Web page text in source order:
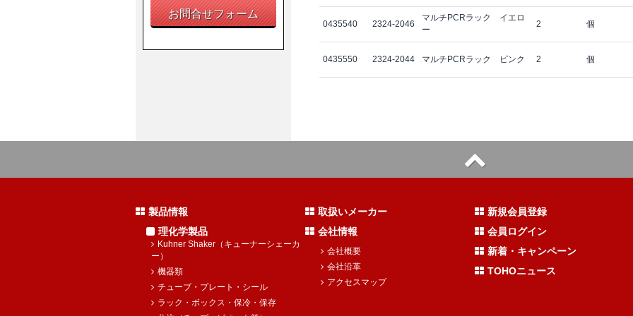
お問合せフォーム
0435540 2324-2046
マルチPCRラック イエロ
ー
2 個
0435550 2324-2044 マルチPCRラック ピンク 2 個
製品情報
理化学製品
Kuhner Shaker（キューナーシェーカ
ー）
機器類
チューブ・プレート・シール
ラック・ボックス・保冷・保存
取扱いメーカー
会社情報
会社概要
会社沿革
アクセスマップ
新規会員登録
会員ログイン
新着・キャンペーン
TOHOニュース